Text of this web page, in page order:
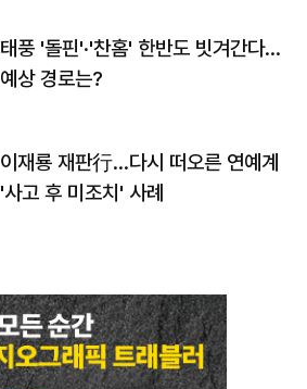
태풍 '돌핀'·'찬홈' 한반도 빗겨간다…
예상 경로는?
이재룡 재판行…다시 떠오른 연예계
'사고 후 미조치' 사례